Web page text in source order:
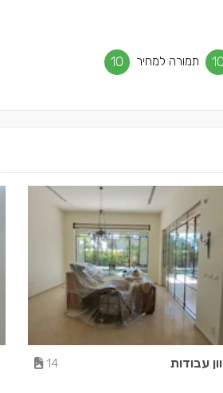
10 תמורה למחיר 10
עבודות 14